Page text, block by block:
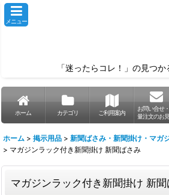
メニュー
「迷ったらコレ！」の見つ
ホーム カテゴリ ご利用案内
お問い合せ
量注文のお
ホーム > 掲示用品 > 新聞ばさみ・新聞掛け・マガ
> マガジンラック付き新聞掛け 新聞ばさみ
マガジンラック付き新聞掛け 新聞